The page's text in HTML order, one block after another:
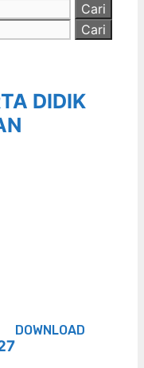
DIDIK
DOWNLOAD